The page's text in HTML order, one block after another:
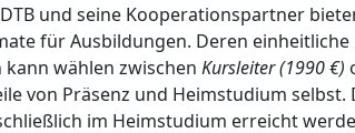
und seine Kooperationspartner
für Ausbildungen. Deren
kann wählen zwischen Kursleiter (1990 €)
von Präsenz und Heimstudium selbst.
im Heimstudium erreicht